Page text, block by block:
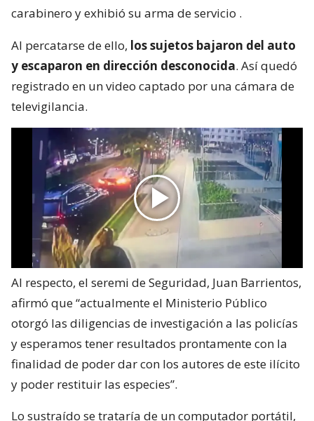
carabinero y exhibió su arma de servicio .
Al percatarse de ello, los sujetos bajaron del auto
y escaparon en dirección desconocida. Así quedó
registrado en un video captado por una cámara de
televigilancia.
Al respecto, el seremi de Seguridad, Juan Barrientos,
afirmó que “actualmente el Ministerio Público
otorgó las diligencias de investigación a las policías
y esperamos tener resultados prontamente con la
finalidad de poder dar con los autores de este ilícito
y poder restituir las especies”.
Lo sustraído se trataría de un computador portátil,